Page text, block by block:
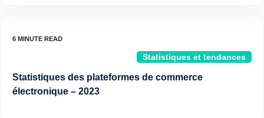
Statistiques et tendances
Statistiques des plateformes de commerce
électronique – 2023